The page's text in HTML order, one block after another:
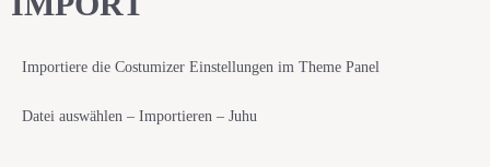
Importiere die Costumizer Einstellungen im Theme Panel
Datei auswählen – Importieren – Juhu